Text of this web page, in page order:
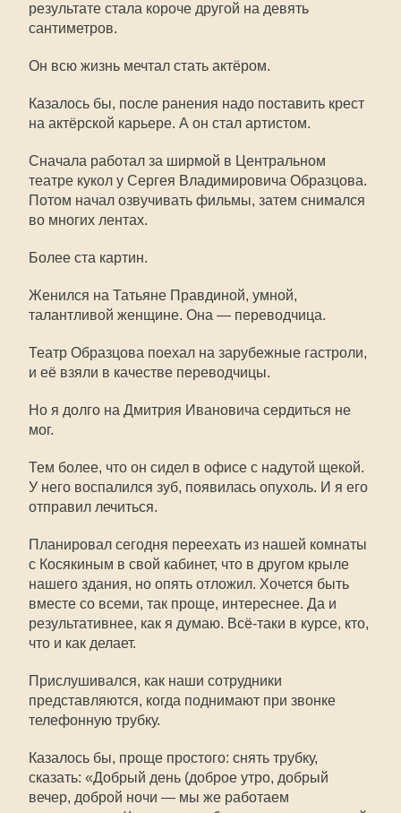
результате стала короче другой на девять
сантиметров.
Он всю жизнь мечтал стать актёром.
Казалось бы, после ранения надо поставить крест
на актёрской карьере. А он стал артистом.
Сначала работал за ширмой в Центральном
театре кукол у Сергея Владимировича Образцова.
Потом начал озвучивать фильмы, затем снимался
во многих лентах.
Более ста картин.
Женился на Татьяне Правдиной, умной,
талантливой женщине. Она — переводчица.
Театр Образцова поехал на зарубежные гастроли,
и её взяли в качестве переводчицы.
Но я долго на Дмитрия Ивановича сердиться не
мог.
Тем более, что он сидел в офисе с надутой щекой.
У него воспалился зуб, появилась опухоль. И я его
отправил лечиться.
Планировал сегодня переехать из нашей комнаты
с Косякиным в свой кабинет, что в другом крыле
нашего здания, но опять отложил. Хочется быть
вместе со всеми, так проще, интереснее. Да и
результативнее, как я думаю. Всё-таки в курсе, кто,
что и как делает.
Прислушивался, как наши сотрудники
представляются, когда поднимают при звонке
телефонную трубку.
Казалось бы, проще простого: снять трубку,
сказать: «Добрый день (доброе утро, добрый
вечер, доброй ночи — мы же работаем